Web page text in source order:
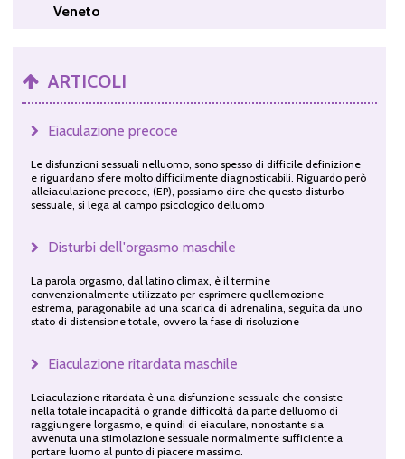
Veneto
ARTICOLI
Eiaculazione precoce
Le disfunzioni sessuali nelluomo, sono spesso di difficile definizione
e riguardano sfere molto difficilmente diagnosticabili. Riguardo però
alleiaculazione precoce, (EP), possiamo dire che questo disturbo
sessuale, si lega al campo psicologico delluomo
Disturbi dell'orgasmo maschile
La parola orgasmo, dal latino climax, è il termine
convenzionalmente utilizzato per esprimere quellemozione
estrema, paragonabile ad una scarica di adrenalina, seguita da uno
stato di distensione totale, ovvero la fase di risoluzione
Eiaculazione ritardata maschile
Leiaculazione ritardata è una disfunzione sessuale che consiste
nella totale incapacità o grande difficoltà da parte delluomo di
raggiungere lorgasmo, e quindi di eiaculare, nonostante sia
avvenuta una stimolazione sessuale normalmente sufficiente a
portare luomo al punto di piacere massimo.